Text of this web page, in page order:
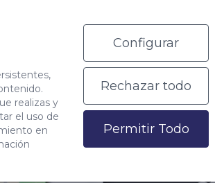
realizas y
el uso de
en
Configurar
Rechazar todo
Permitir Todo